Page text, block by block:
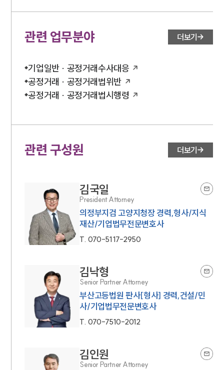
관련 업무분야 더보기
기업일반 · 공정거래수사대응
공정거래 · 공정거래법위반
공정거래 · 공정거래법시행령
관련 구성원 더보기
김국일
President Attorney
의정부지검 고양지청장 경력,형사/지식
재산/기업법무전문변호사
T. 070-5117-2950
김낙형
Senior Partner Attorney
부산고등법원 판사[형사] 경력,건설/민
사/기업법무전문변호사
T. 070-7510-2012
김인원
Senior Partner Attorney